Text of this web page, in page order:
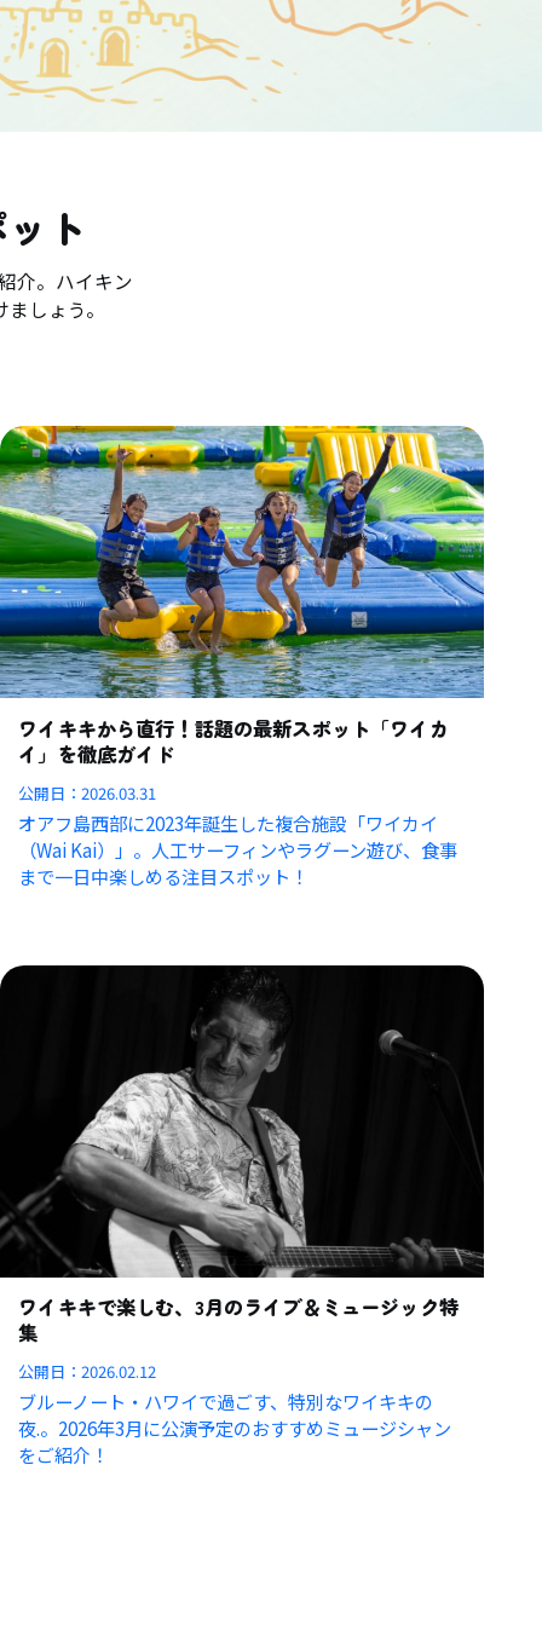
ト
介。ハイキン
しょう。
ワイキキから直行！話題の最新スポット「ワイカ
イ」を徹底ガイド
公開日：2026.03.31
オアフ島西部に2023年誕生した複合施設「ワイカイ
（Wai Kai）」。人工サーフィンやラグーン遊び、食事
まで一日中楽しめる注目スポット！
ワイキキで楽しむ、3月のライブ＆ミュージック特
集
公開日：2026.02.12
ブルーノート・ハワイで過ごす、特別なワイキキの
夜.。2026年3月に公演予定のおすすめミュージシャン
をご紹介！